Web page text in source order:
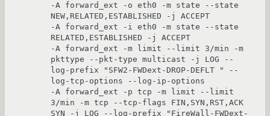
-A forward_ext -o eth0 -m state --state
NEW,RELATED,ESTABLISHED -j ACCEPT
-A forward_ext -i eth0 -m state --state
RELATED,ESTABLISHED -j ACCEPT
-A forward_ext -m limit --limit 3/min -m
pkttype --pkt-type multicast -j LOG --
log-prefix "SFW2-FWDext-DROP-DEFLT " --
log-tcp-options --log-ip-options
-A forward_ext -p tcp -m limit --limit
3/min -m tcp --tcp-flags FIN,SYN,RST,ACK
SYN -j LOG --log-prefix "FireWall-FWDext-